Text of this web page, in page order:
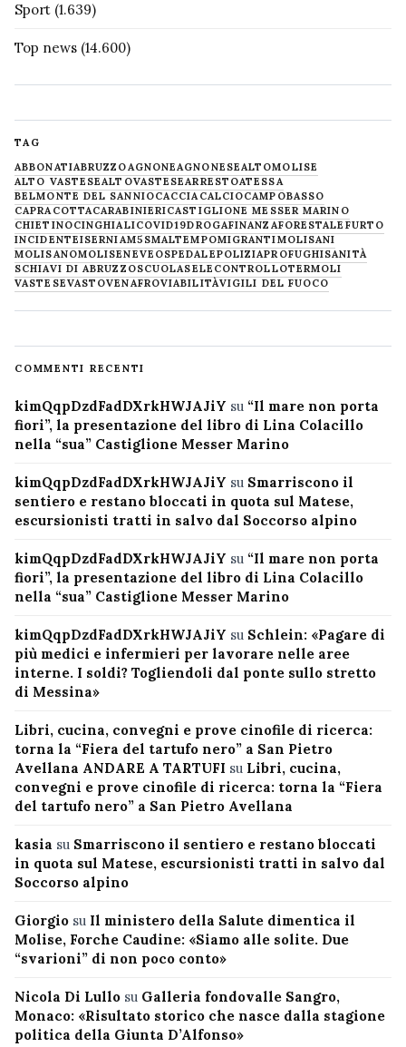
Sport (1.639)
Top news (14.600)
TAG
ABBONATIABRUZZOAGNONEAGNONESEALTOMOLISE
ALTO VASTESEALTOVASTESEARRESTOATESSA
BELMONTE DEL SANNIOCACCIACALCIOCAMPOBASSO
CAPRACOTTACARABINIERICASTIGLIONE MESSER MARINO
CHIETINOCINGHIALICOVID19DROGAFINANZAFORESTALE FURTO
INCIDENTEISERNIAM5SMALTEMPOMIGRANTIMOLISANI
MOLISANOMOLISENEVE OSPEDALEPOLIZIAPROFUGHISANITÀ
SCHIAVI DI ABRUZZOSCUOLASELECONTROLLOTERMOLI
VASTESEVASTOVENAFROVIABILITÀVIGILI DEL FUOCO
COMMENTI RECENTI
kimQqpDzdFadDXrkHWJAJiY su “Il mare non porta
fiori”, la presentazione del libro di Lina Colacillo
nella “sua” Castiglione Messer Marino
kimQqpDzdFadDXrkHWJAJiY su Smarriscono il
sentiero e restano bloccati in quota sul Matese,
escursionisti tratti in salvo dal Soccorso alpino
kimQqpDzdFadDXrkHWJAJiY su “Il mare non porta
fiori”, la presentazione del libro di Lina Colacillo
nella “sua” Castiglione Messer Marino
kimQqpDzdFadDXrkHWJAJiY su Schlein: «Pagare di
più medici e infermieri per lavorare nelle aree
interne. I soldi? Togliendoli dal ponte sullo stretto
di Messina»
Libri, cucina, convegni e prove cinofile di ricerca:
torna la “Fiera del tartufo nero” a San Pietro
Avellana ANDARE A TARTUFI su Libri, cucina,
convegni e prove cinofile di ricerca: torna la “Fiera
del tartufo nero” a San Pietro Avellana
kasia su Smarriscono il sentiero e restano bloccati
in quota sul Matese, escursionisti tratti in salvo dal
Soccorso alpino
Giorgio su Il ministero della Salute dimentica il
Molise, Forche Caudine: «Siamo alle solite. Due
“svarioni” di non poco conto»
Nicola Di Lullo su Galleria fondovalle Sangro,
Monaco: «Risultato storico che nasce dalla stagione
politica della Giunta D’Alfonso»